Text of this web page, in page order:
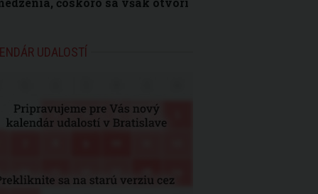
UDALOSTÍ